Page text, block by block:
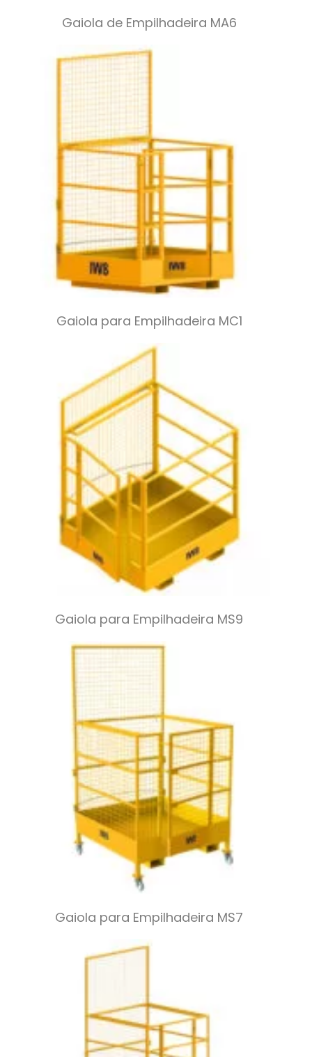
Gaiola de Empilhadeira MA6
Gaiola para Empilhadeira MC1
Gaiola para Empilhadeira MS9
Gaiola para Empilhadeira MS7